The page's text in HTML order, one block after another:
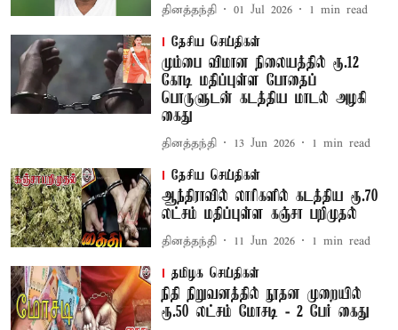
தினத்தந்தி 01 Jul 2026 1 min read
தேசிய செய்திகள்
மும்பை விமான நிலையத்தில் ரூ.12
கோடி மதிப்புள்ள போதைப்
பொருளுடன் கடத்திய மாடல் அழகி
கைது
தினத்தந்தி 13 Jun 2026 1 min read
தேசிய செய்திகள்
ஆந்திராவில் லாரிகளில் கடத்திய ரூ.70
லட்சம் மதிப்புள்ள கஞ்சா பறிமுதல்
தினத்தந்தி 11 Jun 2026 1 min read
தமிழக செய்திகள்
நிதி நிறுவனத்தில் நூதன முறையில்
ரூ.50 லட்சம் மோசடி - 2 பேர் கைது